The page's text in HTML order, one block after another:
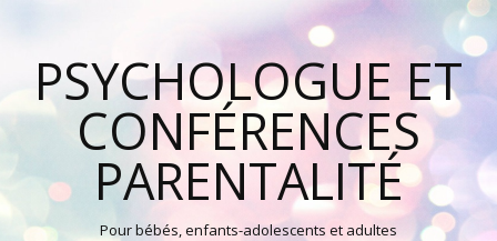
PSYCHOLOGUE ET
CONFÉRENCES
PARENTALITÉ
Pour bébés, enfants-adolescents et adultes